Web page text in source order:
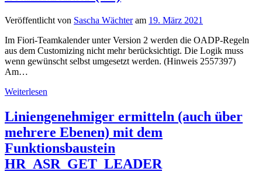
RP_GET_HIRE_DATE
Veröffentlicht von Sascha Wächteram 19. März 2021
Im Fiori-Teamkalender unter Version 2 werden die OADP-Regeln
aus dem Customizing nicht mehr berücksichtigt. Die Logik muss
wenn gewünscht selbst umgesetzt werden. (Hinweis 2557397)
Am…
Weiterlesen
OADP-
Regeln
im
Teamkalender
(V2)
Liniengenehmiger ermitteln (auch über
mehrere Ebenen) mit dem
Funktionsbaustein
HR_ASR_GET_LEADER